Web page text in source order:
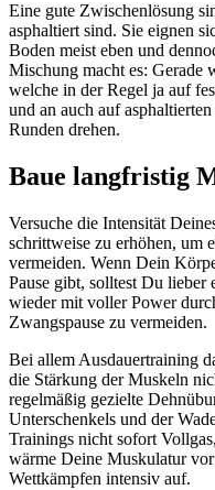
Eine gute Zwischenlösung
asphaltiert sind. Sie eignen
Boden meist eben und
Mischung macht es: Gerade
welche in der Regel ja auf
und an auch auf
Runden drehen.
Baue langfristig
Versuche die Intensität
schrittweise zu erhöhen, um
vermeiden. Wenn Dein
Pause gibt, solltest Du lieber
wieder mit voller Power
Zwangspause zu vermeiden.
Bei allem Ausdauertraining
die Stärkung der Muskeln
regelmäßig gezielte
Unterschenkels und der
Trainings nicht sofort
wärme Deine Muskulatur
Wettkämpfen intensiv auf.